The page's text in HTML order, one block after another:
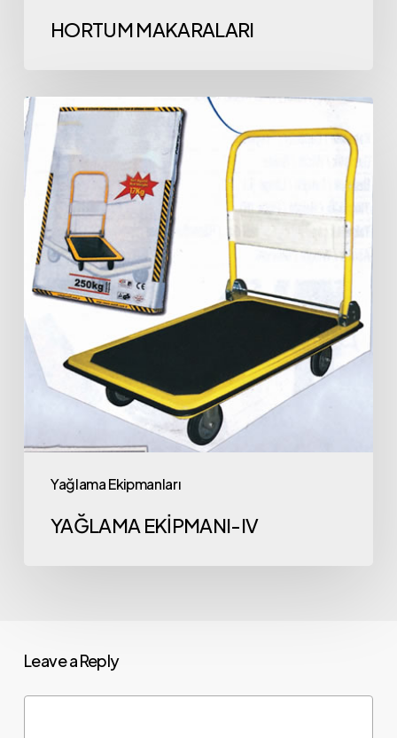
HORTUM MAKARALARI
Yağlama Ekipmanları
YAĞLAMA EKİPMANI-IV
Leave a Reply